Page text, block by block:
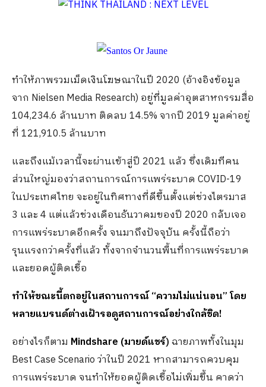
ทำให้ภาพรวมเม็ดเงินโฆษณาในปี 2020 (อ้างอิงข้อมูล
จาก Nielsen Media Research) อยู่ที่มูลค่าอุตสาหกรรมสื่อ
104,234.6 ล้านบาท ติดลบ 14.5% จากปี 2019 มูลค่าอยู่
ที่ 121,910.5 ล้านบาท
และถึงแม้เวลานี้จะผ่านเข้าสู่ปี 2021 แล้ว ซึ่งเดิมทีคน
ส่วนใหญ่มองว่าสถานการณ์การแพร่ระบาด COVID-19
ในประเทศไทย จะอยู่ในทิศทางที่ดีขึ้นตั้งแต่ช่วงไตรมาส
3 และ 4 แต่แล้วช่วงเดือนธันวาคมของปี 2020 กลับเจอ
การแพร่ระบาดอีกครั้ง จนมาถึงปัจจุบัน ครั้งนี้ถือว่า
รุนแรงกว่าครั้งที่แล้ว ทั้งจากจำนวนพื้นที่การแพร่ระบาด
และยอดผู้ติดเชื้อ
ทำให้ขณะนี้ตกอยู่ในสถานการณ์ “ความไม่แน่นอน” โดย
หลายแบรนด์ต่างเฝ้ารอดูสถานการณ์อย่างใกล้ชิด!
อย่างไรก็ตาม Mindshare (มายด์แชร์)ฉายภาพทั้งในมุม
Best Case Scenario ว่าในปี 2021 หากสามารถควบคุม
การแพร่ระบาด จนทำให้ยอดผู้ติดเชื้อไม่เพิ่มขึ้น คาดว่า